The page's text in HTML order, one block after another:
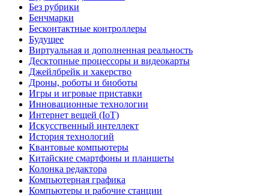
Без рубрики
Бенчмарки
Бесконтактные контроллеры
Будущее
Виртуальная и дополненная реальность
Десктопные процессоры и видеокарты
Джейлбрейк и хакерство
Дроны, роботы и биоботы
Игры и игровые приставки
Инновационные технологии
Интернет вещей (IoT)
Искусственный интеллект
История технологий
Квантовые компьютеры
Китайские смартфоны и планшеты
Колонка редактора
Компьютерная графика
Компьютеры и рабочие станции